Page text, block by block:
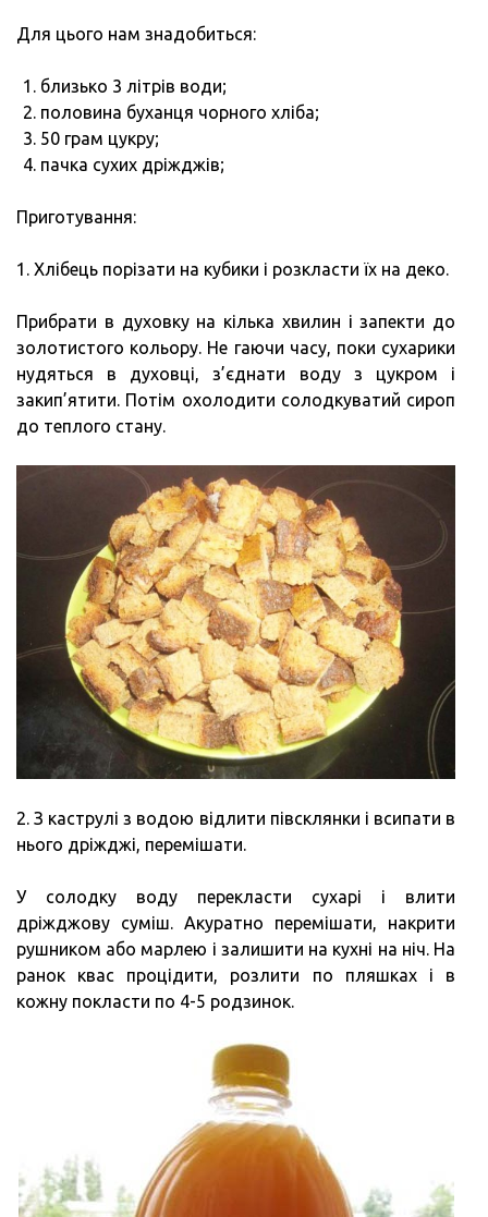
Для цього нам знадобиться:
близько 3 літрів води;
половина буханця чорного хліба;
50 грам цукру;
пачка сухих дріжджів;
Приготування:
1. Хлібець порізати на кубики і розкласти їх на деко.
Прибрати в духовку на кілька хвилин і запекти до
золотистого кольору. Не гаючи часу, поки сухарики
нудяться в духовці, з’єднати воду з цукром і
закип’ятити. Потім охолодити солодкуватий сироп
до теплого стану.
2. З каструлі з водою відлити півсклянки і всипати в
нього дріжджі, перемішати.
У солодку воду перекласти сухарі і влити
дріжджову суміш. Акуратно перемішати, накрити
рушником або марлею і залишити на кухні на ніч. На
ранок квас процідити, розлити по пляшках і в
кожну покласти по 4-5 родзинок.